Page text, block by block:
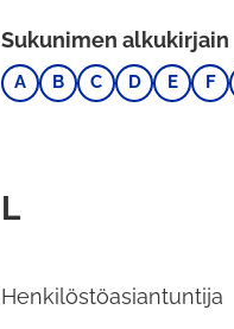
Sukunimen alkukirjain
A B C D E F
L
Henkilöstöasiantuntija